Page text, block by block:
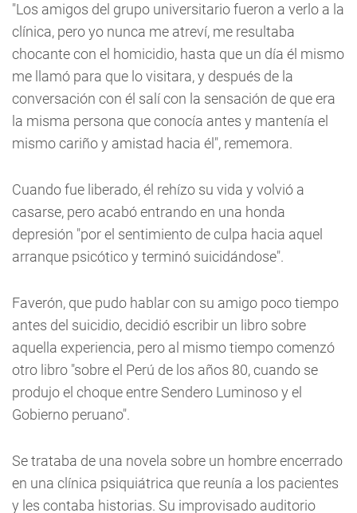
"Los amigos del grupo universitario fueron a verlo a la
clínica, pero yo nunca me atreví, me resultaba
chocante con el homicidio, hasta que un día él mismo
me llamó para que lo visitara, y después de la
conversación con él salí con la sensación de que era
la misma persona que conocía antes y mantenía el
mismo cariño y amistad hacia él", rememora.
Cuando fue liberado, él rehízo su vida y volvió a
casarse, pero acabó entrando en una honda
depresión "por el sentimiento de culpa hacia aquel
arranque psicótico y terminó suicidándose".
Faverón, que pudo hablar con su amigo poco tiempo
antes del suicidio, decidió escribir un libro sobre
aquella experiencia, pero al mismo tiempo comenzó
otro libro "sobre el Perú de los años 80, cuando se
produjo el choque entre Sendero Luminoso y el
Gobierno peruano".
Se trataba de una novela sobre un hombre encerrado
en una clínica psiquiátrica que reunía a los pacientes
y les contaba historias. Su improvisado auditorio